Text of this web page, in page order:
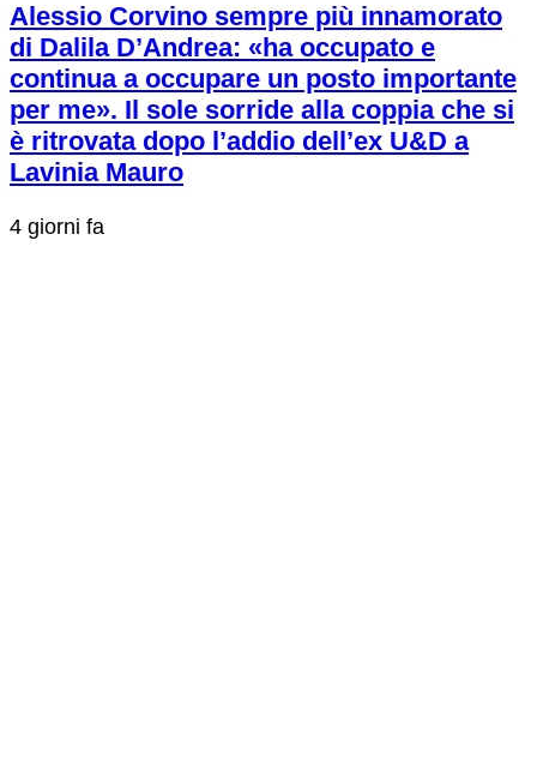
Alessio Corvino sempre più innamorato
di Dalila D’Andrea: «ha occupato e
continua a occupare un posto importante
per me». Il sole sorride alla coppia che si
è ritrovata dopo l’addio dell’ex U&D a
Lavinia Mauro
4 giorni fa